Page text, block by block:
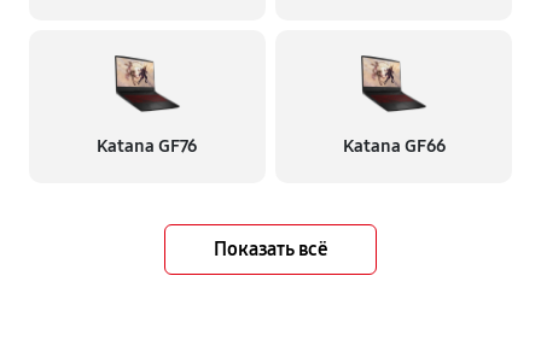
Katana GF76 Katana GF66
Показать всё